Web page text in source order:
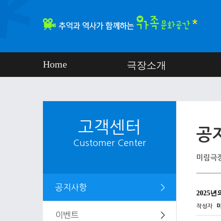
Home 극장소개
고객센터
Customer Center
공지사항 ＞
이벤트 ＞
공
미림극
2025년
작성자